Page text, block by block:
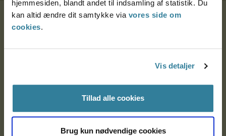
hjemmesiden, blandt andet til indsamling af statistik. Du
kan altid ændre dit samtykke via vores side om
cookies.
Vis detaljer
Tillad alle cookies
Brug kun nødvendige cookies
Ankestyrelsen
Ankestyrelsen Aalborg